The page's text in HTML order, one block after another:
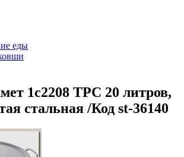
еды
1с2208 ТРС 20 литров,
стальная /Код st-36140